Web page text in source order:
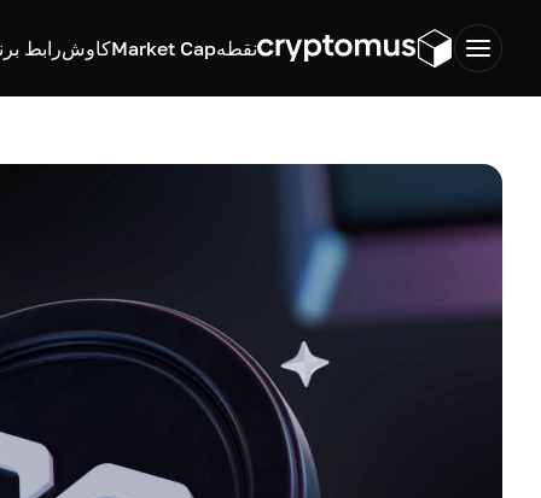
نقطهMarket Capکاوشرابط